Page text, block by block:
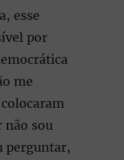
esse
por
me
não sou
perguntar,